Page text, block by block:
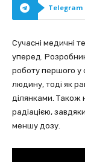
Telegram
Сучасні медичні
уперед.
роботу першого у
людину, тоді як
ділянками. Також
радіацією,
меншу дозу.